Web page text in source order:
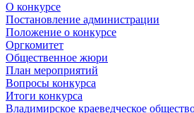
О конкурсе
Постановление администрации
Положение о конкурсе
Оргкомитет
Общественное жюри
План мероприятий
Вопросы конкурса
Итоги конкурса
Владимирское краеведческое